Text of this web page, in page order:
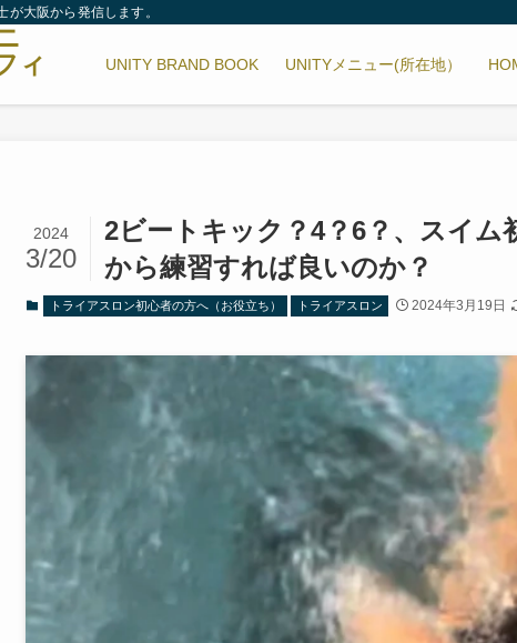
大阪から発信します。
ィ
UNITY BRAND BOOK UNITYメニュー(所在地）
2ビートキック？4？6？、スイ
から練習すれば良いのか？
2024
3/20
トライアスロン初心者の方へ（お役立ち） トライアスロン 2024年3月19日